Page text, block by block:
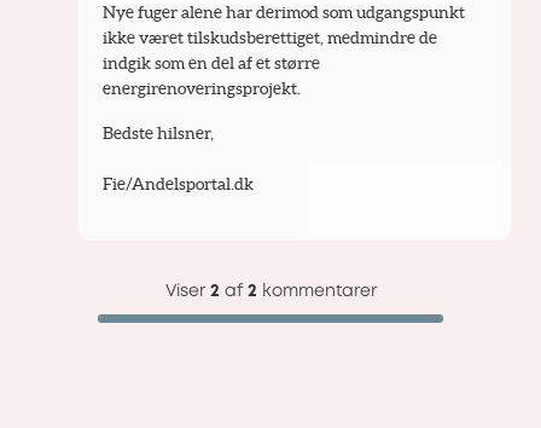
Nye fuger alene har derimod som udgangspunkt
ikke været tilskudsberettiget, medmindre de
indgik som en del af et større
energirenoveringsprojekt.
Bedste hilsner,
Fie/Andelsportal.dk
Viser 2 af 2 kommentarer